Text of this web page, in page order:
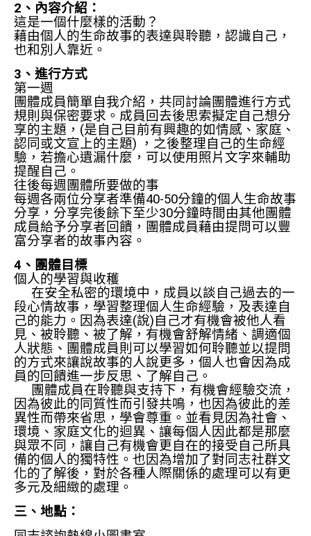
2、內容介紹：
這是一個什麼樣的活動？
藉由個人的生命故事的表達與聆聽，認識自己，
也和別人靠近。
3、進行方式
第一週
團體成員簡單自我介紹，共同討論團體進行方式
規則與保密要求。成員回去後思索擬定自己想分
享的主題，(是自己目前有興趣的如情感、家庭、
認同或文宣上的主題) ，之後整理自己的生命經
驗，若擔心遺漏什麼，可以使用照片文字來輔助
提醒自己。
往後每週團體所要做的事
每週各兩位分享者準備40-50分鐘的個人生命故事
分享，分享完後餘下至少30分鐘時間由其他團體
成員給予分享者回饋，團體成員藉由提問可以豐
富分享者的故事內容。
4、團體目標
個人的學習與收穫
在安全私密的環境中，成員以談自己過去的一
段心情故事，學習整理個人生命經驗，及表達自
己的能力。因為表達(說)自己才有機會被他人看
見、被聆聽、被了解，有機會舒解情緒、調適個
人狀態、團體成員則可以學習如何聆聽並以提問
的方式來讓說故事的人說更多，個人也會因為成
員的回饋進一步反思、了解自己。
團體成員在聆聽與支持下，有機會經驗交流，
因為彼此的同質性而引發共鳴，也因為彼此的差
異性而帶來省思，學會尊重。並看見因為社會、
環境、家庭文化的迴異、讓每個人因此都是那麼
與眾不同，讓自己有機會更自在的接受自己所具
備的個人的獨特性。也因為增加了對同志社群文
化的了解後，對於各種人際關係的處理可以有更
多元及細緻的處理。
三、地點：